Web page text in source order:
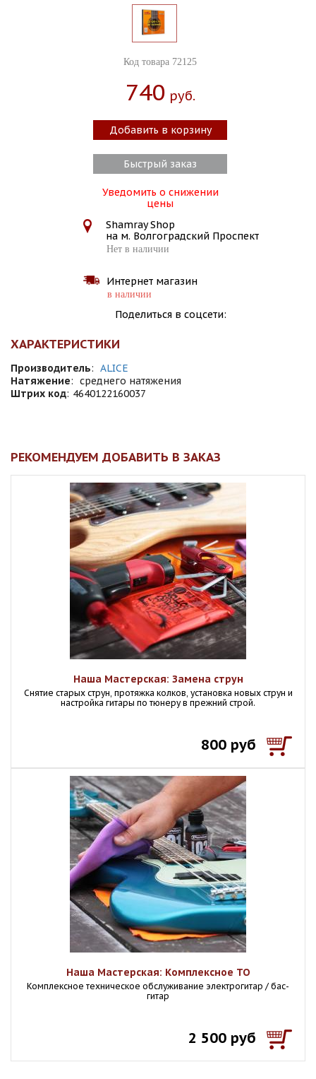
Код товара 72125
740 Руб.
Добавить в корзину
Быстрый заказ
Уведомить о снижении
цены
Shamray Shop
на м. Волгоградский Проспект
Нет в наличии
Интернет магазин
в наличии
Поделиться в соцсети:
ХАРАКТЕРИСТИКИ
Производитель: ALICE
Натяжение: среднего натяжения
Штрих код: 4640122160037
РЕКОМЕНДУЕМ ДОБАВИТЬ В ЗАКАЗ
Наша Мастерская: Замена струн
Снятие старых струн, протяжка колков, установка новых струн и
настройка гитары по тюнеру в прежний строй.
800 руб
Наша Мастерская: Комплексное ТО
Комплексное техническое обслуживание электрогитар / бас-
гитар
2 500 руб